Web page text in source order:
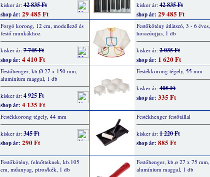
kisker ár: 42 835 Ft
shop ár: 29 485 Ft
kisker ár: 42 835 Ft
shop ár: 29 485 Ft
Forgó korong, 12 cm, modellező és
festő munkákhoz
kisker ár: 7 745 Ft
shop ár: 4 410 Ft
Festőkötény átlátszó, 3 - 6 éves,
hosszúujjas, 1 db
kisker ár: 2 035 Ft
shop ár: 1 620 Ft
Festőhenger, kb.Ø 27 x 150 mm,
alumínium maggal, 1 db
kisker ár: 4 925 Ft
shop ár: 4 135 Ft
Festékkorong tégely, 55 mm
kisker ár: 405 Ft
shop ár: 335 Ft
Festékkorong tégely, 44 mm
kisker ár: 345 Ft
shop ár: 290 Ft
Festékhenger festőtállal
kisker ár: 1 220 Ft
shop ár: 885 Ft
Festőkötény, felnőtteknek, kb.105
cm, műanyag, piros/kék, 1 db
Festőhenger, kb.ø 27 x 75 mm,
alumínium maggal, 1 db